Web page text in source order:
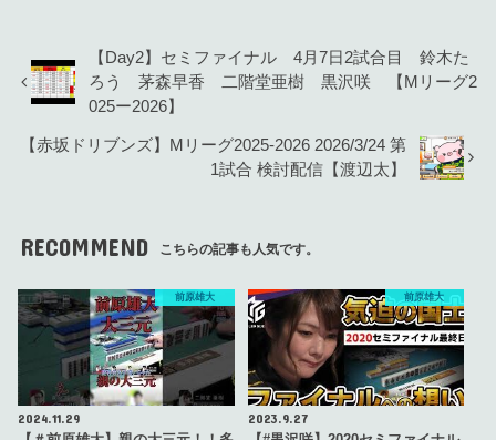
【Day2】セミファイナル 4月7日2試合目 鈴木た
ろう 茅森早香 二階堂亜樹 黒沢咲 【Mリーグ2
025ー2026】
【赤坂ドリブンズ】Mリーグ2025-2026 2026/3/24 第
1試合 検討配信【渡辺太】
RECOMMEND こちらの記事も人気です。
前原雄大
2024.11.29
前原雄大
2023.9.27